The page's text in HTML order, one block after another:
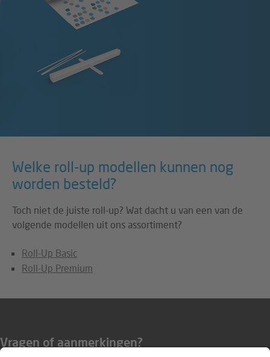
Welke roll-up modellen kunnen nog
worden besteld?
Toch niet de juiste roll-up? Wat dacht u van een van de
volgende modellen uit ons assortiment?
Roll-Up Basic
Roll-Up Premium
Vragen of aanmerkingen?